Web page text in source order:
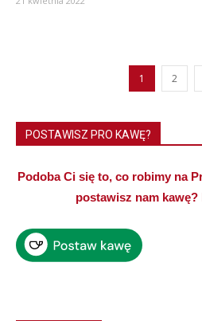
1 2
POSTAWISZ PRO KAWĘ?
Podoba Ci się to, co robimy na
postawisz nam